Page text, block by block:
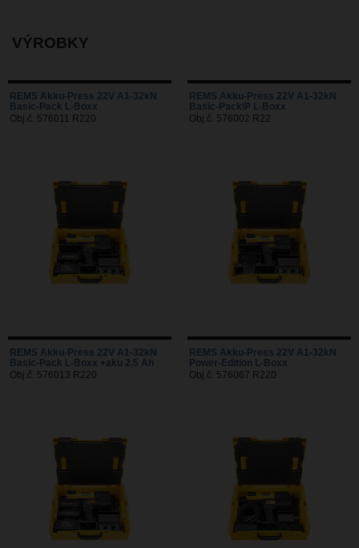
VÝROBKY
REMS Akku-Press 22V A1-32kN
Basic-Pack L-Boxx
Obj.č. 576011 R220
REMS Akku-Press 22V A1-32kN
Basic-Pack\P L-Boxx
Obj.č. 576002 R22
REMS Akku-Press 22V A1-32kN
Basic-Pack L-Boxx +aku 2,5 Ah
Obj.č. 576013 R220
REMS Akku-Press 22V A1-32kN
Power-Edition L-Boxx
Obj.č. 576067 R220